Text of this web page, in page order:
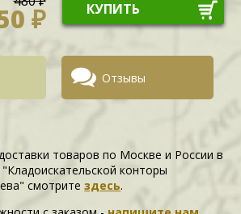
₽ КУПИТЬ
Отзывы
товаров по Москве и России в
конторы
смотритездесь.